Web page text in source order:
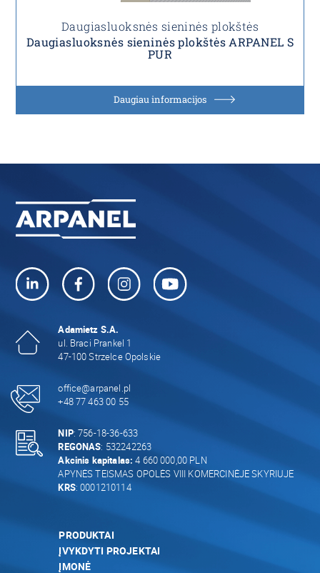
Daugiasluoksnės sieninės plokštės
Daugiasluoksnės sieninės plokštės ARPANEL S
PUR
Daugiau informacijos
Adamietz S.A.
ul. Braci Prankel 1
47-100 Strzelce Opolskie
office@arpanel.pl
+48 77 463 00 55
NIP: 756-18-36-633
REGONAS: 532242263
Akcinis kapitalas: 4 660 000,00 PLN
APYNĖS TEISMAS OPOLĖS VIII KOMERCINĖJE SKYRIUJE
KRS: 0001210114
PRODUKTAI
ĮVYKDYTI PROJEKTAI
ĮMONĖ